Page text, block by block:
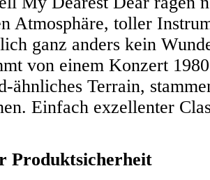
Atmosphäre, toller
ganz anders kein
von einem Konzert
ähnliches Terrain,
Einfach exzellenter
Produktsicherheit